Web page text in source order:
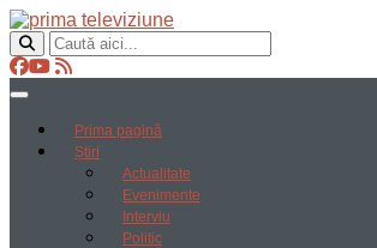
Prima pagină
Știri
Actualitate
Evenimente
Interviu
Politic